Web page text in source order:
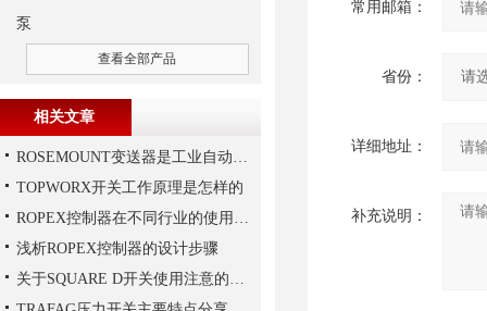
常用邮箱：
省份：
详细地址：
补充说明：
泵
查看全部产品
相关文章
ROSEMOUNT变送器是工业自动化领域中的重要组成部分
TOPWORX开关工作原理是怎样的
ROPEX控制器在不同行业的使用规范
浅析ROPEX控制器的设计步骤
关于SQUARE D开关使用注意的介绍